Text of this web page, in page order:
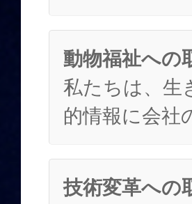
動物福祉への
私たちは、生
的情報に会社
技術変革への